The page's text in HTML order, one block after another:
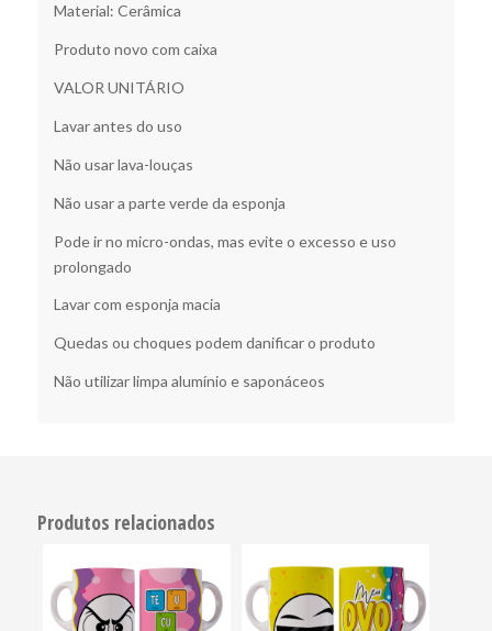
Material: Cerâmica
Produto novo com caixa
VALOR UNITÁRIO
Lavar antes do uso
Não usar lava-louças
Não usar a parte verde da esponja
Pode ir no micro-ondas, mas evite o excesso e uso
prolongado
Lavar com esponja macia
Quedas ou choques podem danificar o produto
Não utilizar limpa alumínio e saponáceos
Produtos relacionados